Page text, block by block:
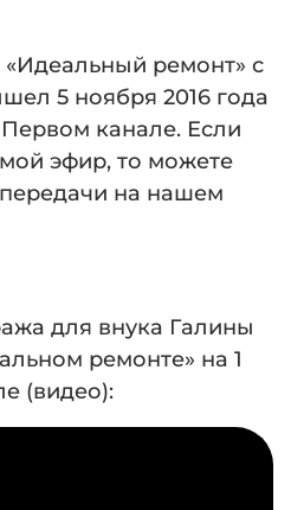
ремонт» с
5 ноября 2016 года
Первом канале. Если
эфир, то можете
на нашем
для внука Галины
ремонте» на 1
(видео):